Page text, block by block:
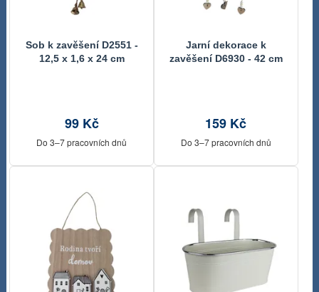
Sob k zavěšení D2551 -
12,5 x 1,6 x 24 cm
99 Kč
Do 3–7 pracovních dnů
Jarní dekorace k
zavěšení D6930 - 42 cm
159 Kč
Do 3–7 pracovních dnů